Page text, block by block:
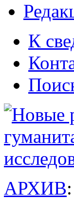
К
АРХИВ: